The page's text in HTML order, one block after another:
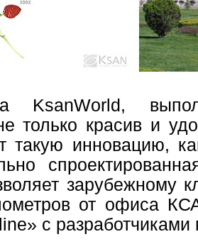
KsanWorld,
только красив и
такую инновацию,
зарубежному
от офиса
с разработчиками